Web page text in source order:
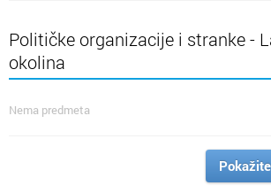
Političke organizacije i stranke -
okolina
Nema predmeta